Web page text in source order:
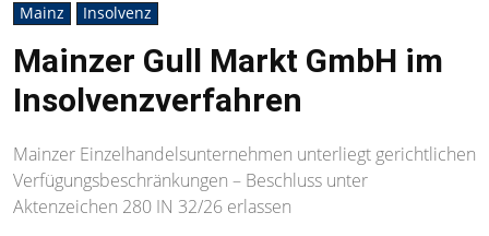
Mainz Insolvenz
Mainzer Gull Markt GmbH im
Insolvenzverfahren
Mainzer Einzelhandelsunternehmen unterliegt gerichtlichen
Verfügungsbeschränkungen – Beschluss unter
Aktenzeichen 280 IN 32/26 erlassen